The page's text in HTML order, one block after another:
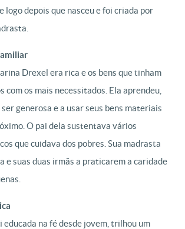
logo depois que nasceu e foi criada por
Drexel era rica e os bens que tinham
com os mais necessitados. Ela aprendeu,
generosa e a usar seus bens materiais
O pai dela sustentava vários
que cuidava dos pobres. Sua madrasta
e suas duas irmãs a praticarem a caridade
educada na fé desde jovem, trilhou um